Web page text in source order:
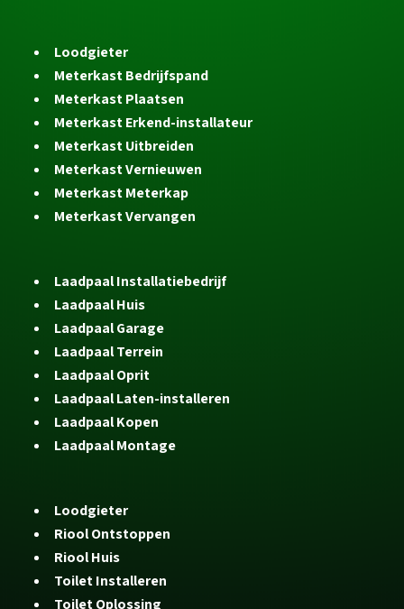
Loodgieter
Meterkast Bedrijfspand
Meterkast Plaatsen
Meterkast Erkend-installateur
Meterkast Uitbreiden
Meterkast Vernieuwen
Meterkast Meterkap
Meterkast Vervangen
Laadpaal Installatiebedrijf
Laadpaal Huis
Laadpaal Garage
Laadpaal Terrein
Laadpaal Oprit
Laadpaal Laten-installeren
Laadpaal Kopen
Laadpaal Montage
Loodgieter
Riool Ontstoppen
Riool Huis
Toilet Installeren
Toilet Oplossing